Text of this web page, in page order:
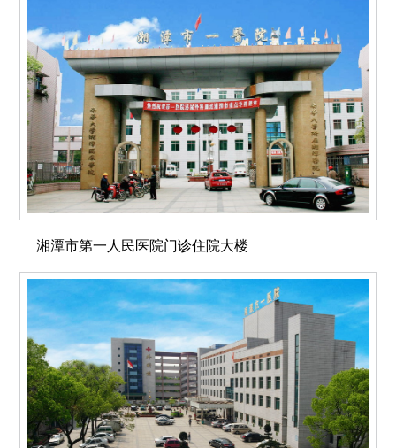
湘潭市第一人民医院门诊住院大楼